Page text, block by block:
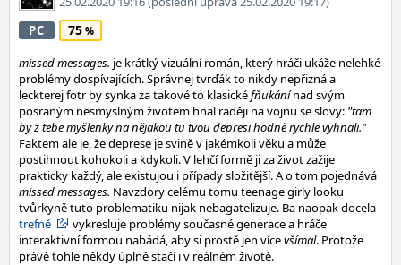
PC 75
missed messages. je krátký vizuální román, který hráči ukáže nelehké
problémy dospívajících. Správnej tvrďák to nikdy nepřizná a
leckterej fotr by synka za takové to klasickéfňukánínad svým
posraným nesmyslným životem hnal raději na vojnu se slovy: "tam
by z tebe myšlenky na nějakou tu tvou depresi hodně rychle vyhnali."
Faktem ale je, že deprese je svině v jakémkoli věku a může
postihnout kohokoli a kdykoli. V lehčí formě ji za život zažije
prakticky každý, ale existujou i případy složitější. A o tom pojednává
missed messages. Navzdory celému tomu teenage girly looku
tvůrkyně tuto problematiku nijak nebagatelizuje. Ba naopak docela
trefně
vykresluje problémy současné generace a hráče
interaktivní formou nabádá, aby si prostě jen vícevšímal. Protože
právě tohle někdy úplně stačí i v reálném životě.